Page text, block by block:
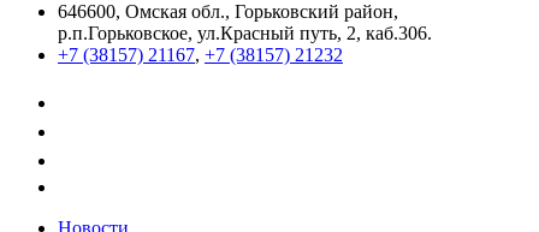
646600, Омская обл., Горьковский район,
р.п.Горьковское, ул.Красный путь, 2, каб.306.
+7 (38157) 21167, +7 (38157) 21232
Новости